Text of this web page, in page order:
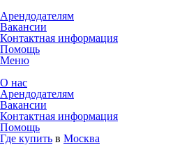
Арендодателям
Вакансии
Контактная информация
Помощь
Меню
О нас
Арендодателям
Вакансии
Контактная информация
Помощь
Где купить в Москва